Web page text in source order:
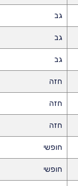
גב
גב
גב
חזה
חזה
חזה
חופשי
חופשי